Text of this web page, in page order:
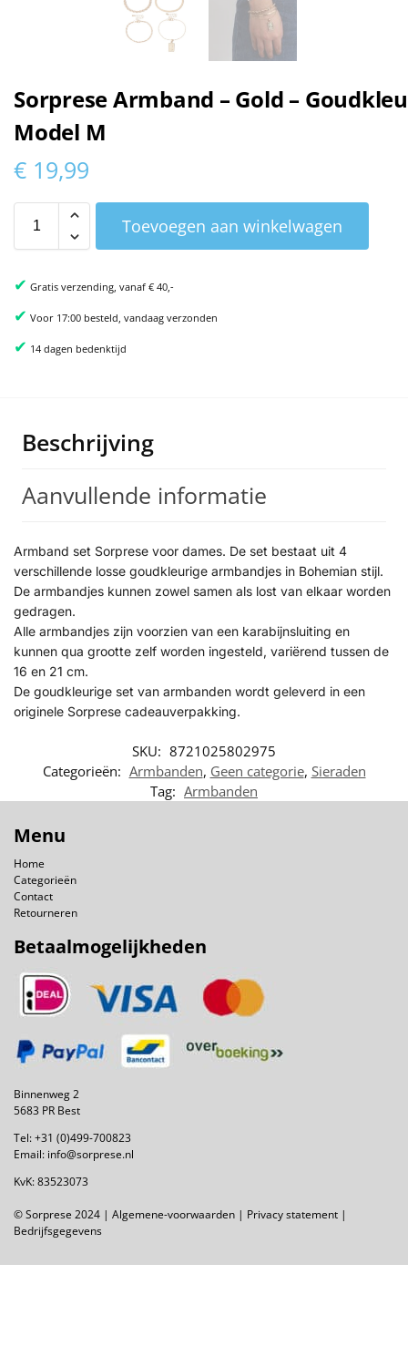
Sorprese Armband – Gold –
Model M
€ 19,99
Toevoegen aan winkelwagen
✔ Gratis verzending, vanaf € 40,-
✔ Voor 17:00 besteld, vandaag verzonden
✔ 14 dagen bedenktijd
Beschrijving
Aanvullende informatie
Armband set Sorprese voor dames. De set bestaat uit 4
verschillende losse goudkleurige armbandjes in Bohemian stijl.
De armbandjes kunnen zowel samen als lost van elkaar worden
gedragen.
Alle armbandjes zijn voorzien van een karabijnsluiting en
kunnen qua grootte zelf worden ingesteld, variërend tussen de
16 en 21 cm.
De goudkleurige set van armbanden wordt geleverd in een
originele Sorprese cadeauverpakking.
SKU: 8721025802975
Categorieën: Armbanden, Geen categorie, Sieraden
Tag: Armbanden
Menu
Home
Categorieën
Contact
Retourneren
Betaalmogelijkheden
Binnenweg 2
5683 PR Best
Tel:+31 (0)499-700823
Email: info@sorprese.nl
KvK: 83523073
© Sorprese 2024 | Algemene-voorwaarden | Privacy statement |
Bedrijfsgegevens